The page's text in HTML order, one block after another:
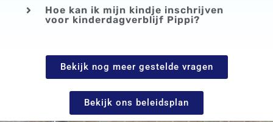
Hoe kan ik mijn kindje inschrijven
voor kinderdagverblijf Pippi?
Bekijk nog meer gestelde vragen
Bekijk ons beleidsplan